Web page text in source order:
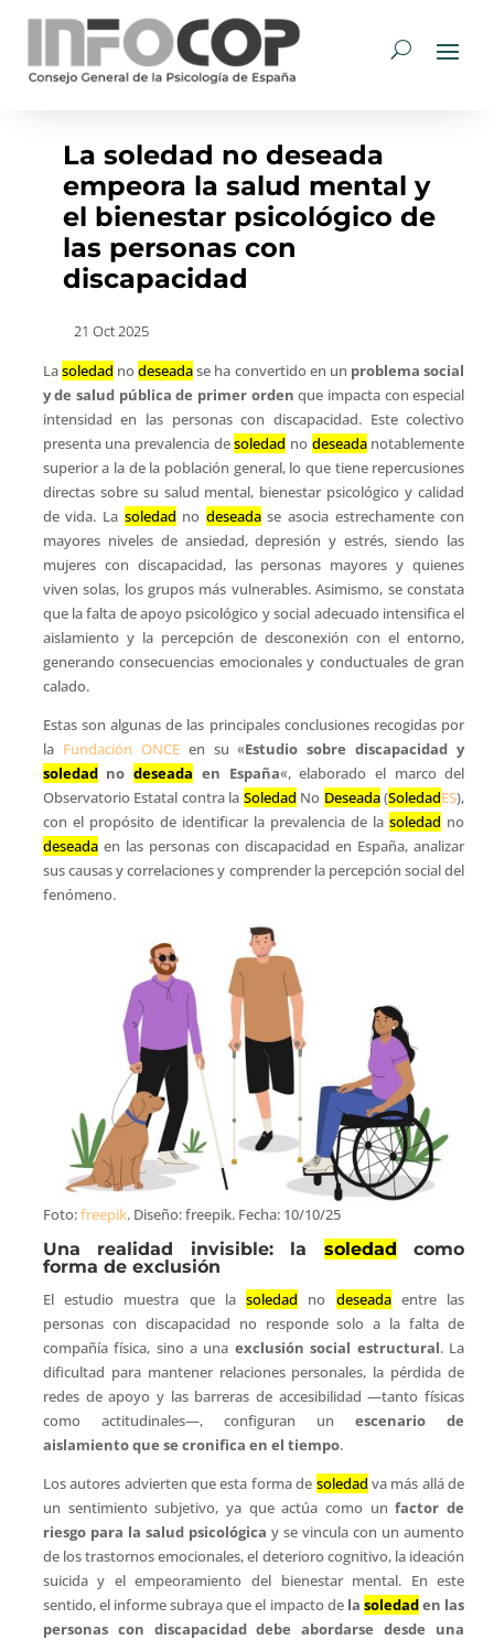
La soledad no deseada
empeora la salud mental y
el bienestar psicológico de
las personas con
discapacidad
21 Oct 2025
Lasoledad nodeseadase ha convertido en un problema social
y de salud pública de primer orden que impacta con especial
intensidad en las personas con discapacidad. Este colectivo
presenta una prevalencia desoledad no deseadanotablemente
superior a la de la población general, lo que tiene repercusiones
directas sobre su salud mental, bienestar psicológico y calidad
de vida. La soledad no deseadase asocia estrechamente con
mayores niveles de ansiedad, depresión y estrés, siendo las
mujeres con discapacidad, las personas mayores y quienes
viven solas, los grupos más vulnerables. Asimismo, se constata
que la falta de apoyo psicológico y social adecuado intensifica el
aislamiento y la percepción de desconexión con el entorno,
generando consecuencias emocionales y conductuales de gran
calado.
Estas son algunas de las principales conclusiones recogidas por
la Fundación ONCEen su «Estudio sobre discapacidad y
soledadnodeseada en España«, elaborado el marco del
Observatorio Estatal contra la Soledad No Deseada(SoledadES),
con el propósito de identificar la prevalencia de lasoledad no
deseadaen las personas con discapacidad en España, analizar
sus causas y correlaciones y comprender la percepción social del
fenómeno.
Foto:freepik. Diseño: freepik. Fecha: 10/10/25
Una realidad invisible: la soledad como
forma de exclusión
El estudio muestra que lasoledad no deseadaentre las
personas con discapacidad no responde solo a la falta de
compañía física, sino a una exclusión social estructural. La
dificultad para mantener relaciones personales, la pérdida de
redes de apoyo y las barreras de accesibilidad —tanto físicas
como actitudinales—, configuran unescenario de
aislamiento que se cronifica en el tiempo.
Los autores advierten que esta forma de soledad va más allá de
un sentimiento subjetivo, ya que actúa como unfactor de
riesgo para la salud psicológica y se vincula con un aumento
de los trastornos emocionales, el deterioro cognitivo, la ideación
suicida y el empeoramiento del bienestar mental. En este
sentido, el informe subraya que el impacto de la soledaden las
personas con discapacidad debe abordarse desde una